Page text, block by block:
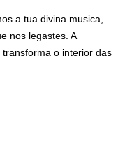
a tua divina musica,
nos legastes. A
o interior das